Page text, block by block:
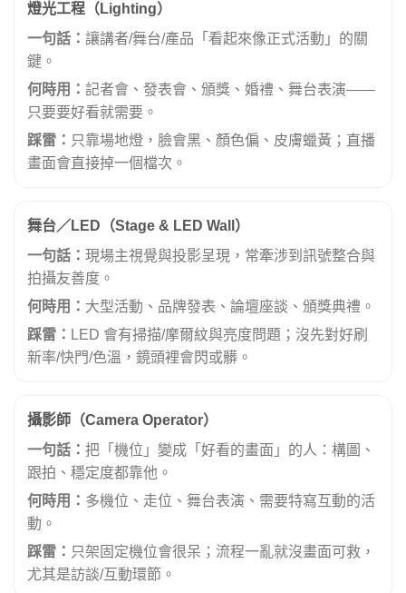
燈光工程（Lighting）
一句話： 讓講者/舞台/產品「看起來像正式活動」的關
鍵。
何時用： 記者會、發表會、頒獎、婚禮、舞台表演——
只要要好看就需要。
踩雷： 只靠場地燈，臉會黑、顏色偏、皮膚蠟黃；直播
畫面會直接掉一個檔次。
舞台／LED（Stage & LED Wall）
一句話： 現場主視覺與投影呈現，常牽涉到訊號整合與
拍攝友善度。
何時用： 大型活動、品牌發表、論壇座談、頒獎典禮。
踩雷： LED 會有掃描/摩爾紋與亮度問題；沒先對好刷
新率/快門/色溫，鏡頭裡會閃或髒。
攝影師（Camera Operator）
一句話： 把「機位」變成「好看的畫面」的人：構圖、
跟拍、穩定度都靠他。
何時用： 多機位、走位、舞台表演、需要特寫互動的活
動。
踩雷： 只架固定機位會很呆；流程一亂就沒畫面可救，
尤其是訪談/互動環節。